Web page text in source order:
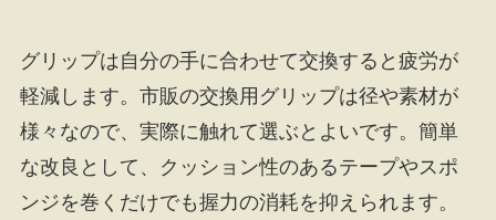
グリップは自分の手に合わせて交換すると疲労が
軽減します。市販の交換用グリップは径や素材が
様々なので、実際に触れて選ぶとよいです。簡単
な改良として、クッション性のあるテープやスポ
ンジを巻くだけでも握力の消耗を抑えられます。